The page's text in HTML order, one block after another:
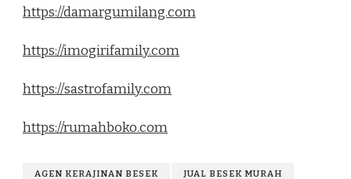
https://damargumilang.com
https://imogirifamily.com
https://sastrofamily.com
https://rumahboko.com
AGEN KERAJINAN BESEK JUAL BESEK MURAH